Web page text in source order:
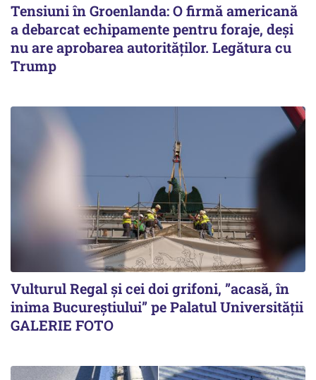
Tensiuni în Groenlanda: O firmă americană
a debarcat echipamente pentru foraje, deși
nu are aprobarea autorităților. Legătura cu
Trump
Vulturul Regal și cei doi grifoni, ”acasă, în
inima Bucureștiului” pe Palatul Universității
GALERIE FOTO